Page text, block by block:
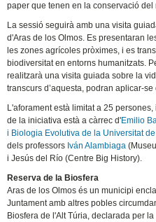
paper que tenen en la conservació del
La sessió seguirà amb una visita
d'Aras de los Olmos. Es presentaran
les zones agrícoles pròximes, i es
biodiversitat en entorns humanitzats.
realitzarà una visita guiada sobre la
transcurs d’aquesta, podran aplicar-
L'aforament està limitat a 25
de la iniciativa està a càrrec d'Emilio
i Biologia Evolutiva de la Universitat
dels professors Iván Alambiaga
i Jesús del Río (Centre Big History).
Reserva de la Biosfera
Aras de los Olmos és un municipi
Juntament amb altres pobles
Biosfera de l'Alt Túria, declarada per